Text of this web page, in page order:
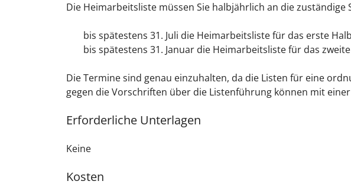
Die Heimarbeitsliste müssen Sie halbjährlich an die zuständige
bis spätestens 31. Juli die Heimarbeitsliste für das erste
bis spätestens 31. Januar die Heimarbeitsliste für das
Die Termine sind genau einzuhalten, da die Listen für eine
gegen die Vorschriften über die Listenführung können mit
Erforderliche Unterlagen
Keine
Kosten